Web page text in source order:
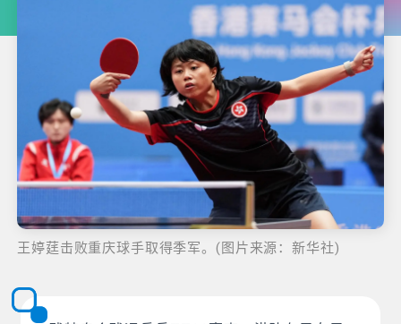
王婷莛击败重庆球手取得季军。(图片来源：新华社)